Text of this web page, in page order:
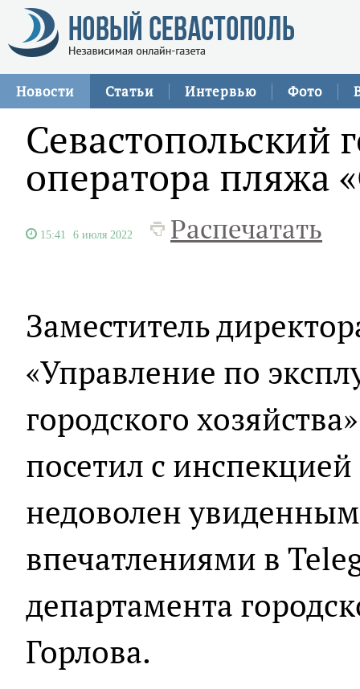
Новости Статьи Интервью Фото
Севастопольский
оператора пляжа
15:41 6 июля 2022 Распечатать
Заместитель
«Управление по
городского
посетил с
недоволен
впечатлениями в
департамента
Горлова.